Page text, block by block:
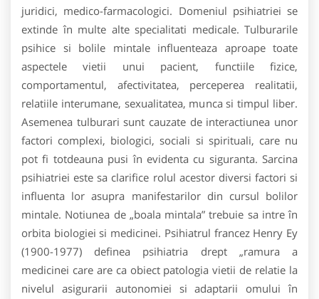
juridici, medico-farmacologici. Domeniul psihiatriei se
extinde în multe alte specialitati medicale. Tulburarile
psihice si bolile mintale influenteaza aproape toate
aspectele vietii unui pacient, functiile fizice,
comportamentul, afectivitatea, perceperea realitatii,
relatiile interumane, sexualitatea, munca si timpul liber.
Asemenea tulburari sunt cauzate de interactiunea unor
factori complexi, biologici, sociali si spirituali, care nu
pot fi totdeauna pusi în evidenta cu siguranta. Sarcina
psihiatriei este sa clarifice rolul acestor diversi factori si
influenta lor asupra manifestarilor din cursul bolilor
mintale. Notiunea de „boala mintala” trebuie sa intre în
orbita biologiei si medicinei. Psihiatrul francez Henry Ey
(1900-1977) definea psihiatria drept „ramura a
medicinei care are ca obiect patologia vietii de relatie la
nivelul asigurarii autonomiei si adaptarii omului în